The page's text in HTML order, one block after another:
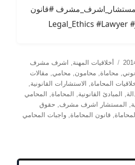
#قانون
التصنيفات
أخلاقيات المهنة,
اشرف مشرف
, محاماة, محامون, محامي, مقالات
المحاماة, الاستشارات القانونية,
, المبادئ القانونية, المحاماة,
المحامي
, المستشار اشرف مشرف, حقوق
,قانون المحاماة,واجبات المحامي